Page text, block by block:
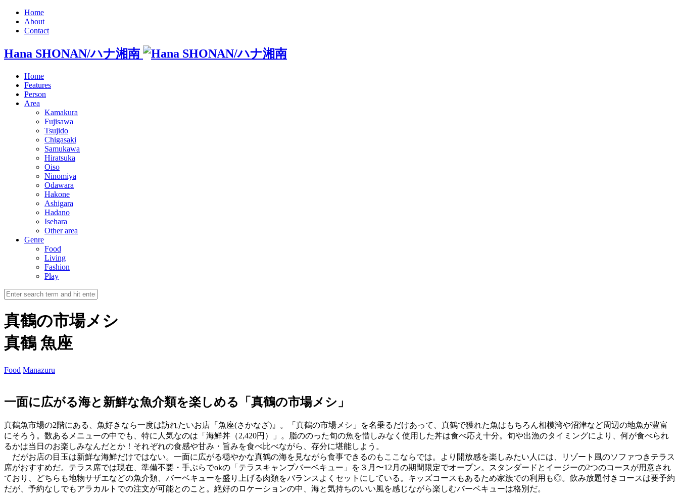
Home
About
Contact
Hana SHONAN/ハナ湘南
Home
Features
Person
Area
Kamakura
Fujisawa
Tsujido
Chigasaki
Samukawa
Hiratsuka
Oiso
Ninomiya
Odawara
Hakone
Ashigara
Hadano
Isehara
Other area
Genre
Food
Living
Fashion
Play
真鶴の市場メシ
真鶴 魚座
Food Manazuru
一面に広がる海と新鮮な魚介類を楽しめる「真鶴の市場メシ」
真鶴魚市場の2階にある、魚好きなら一度は訪れたいお店『魚座(さかなざ)』。「真鶴の市場メシ」を名乗るだけあって、真鶴で獲れた魚はもちろん相模湾や沼津など周辺の地魚が豊富
にそろう。数あるメニューの中でも、特に人気なのは「海鮮丼（2,420円）」。脂ののった旬の魚を惜しみなく使用した丼は食べ応え十分。旬や出漁のタイミングにより、何が食べられ
るかは当日のお楽しみなんだとか！それぞれの食感や甘み・旨みを食べ比べながら、存分に堪能しよう。
だがお店の目玉は新鮮な海鮮だけではない。一面に広がる穏やかな真鶴の海を見ながら食事できるのもここならでは。より開放感を楽しみたい人には、リゾート風のソファつきテラス
席がおすすめだ。テラス席では現在、準備不要・手ぶらでokの「テラスキャンプバーベキュー」を３月〜12月の期間限定でオープン。スタンダードとイージーの2つのコースが用意され
ており、どちらも地物サザエなどの魚介類、バーベキューを盛り上げる肉類をバランスよくセットにしている。キッズコースもあるため家族での利用も◎。飲み放題付きコースは要予約
だが、予約なしでもアラカルトでの注文が可能とのこと。絶好のロケーションの中、海と気持ちのいい風を感じながら楽しむバーベキューは格別だ。